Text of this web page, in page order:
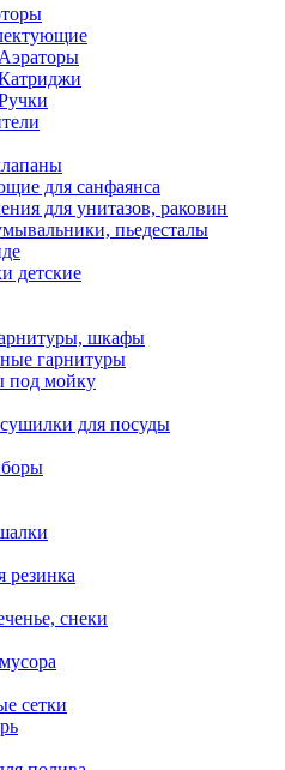
Аэраторы
для санфаянса
для унитазов, раковин
пьедесталы
детские
шкафы
гарнитуры
под мойку
для посуды
резинка
снеки
сетки